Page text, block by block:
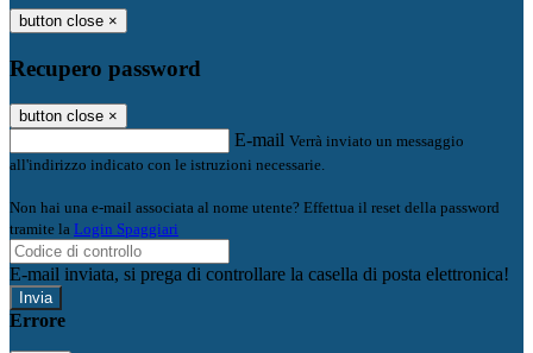
button close ×
Recupero password
button close ×
E-mail Verrà inviato un messaggio
all'indirizzo indicato con le istruzioni necessarie.
Non hai una e-mail associata al nome utente? Effettua il reset della password
tramite la Login Spaggiari
E-mail inviata, si prega di controllare la casella di posta elettronica!
Errore